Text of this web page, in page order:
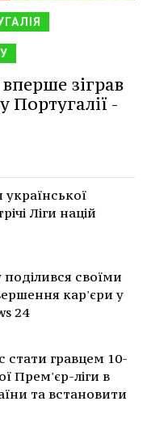
зіграв
Португалії -
української
Ліги націй
своїми
кар'єри у
24
гравцем 10-
Прем'єр-ліги в
та встановити